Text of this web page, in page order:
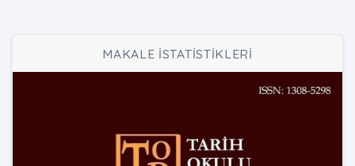
MAKALE İSTATİSTİKLERİ